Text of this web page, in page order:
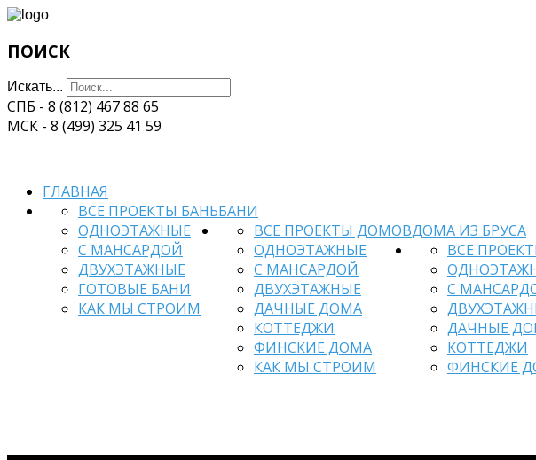
ПОИСК
Искать...
СПБ - 8 (812) 467 88 65
МСК - 8 (499) 325 41 59
ГЛАВНАЯ
БАНИ
ВСЕ ПРОЕКТЫ БАНЬ
ОДНОЭТАЖНЫЕ
С МАНСАРДОЙ
ДВУХЭТАЖНЫЕ
ГОТОВЫЕ БАНИ
КАК МЫ СТРОИМ
ДОМА ИЗ БРУСА
ВСЕ ПРОЕКТЫ ДОМОВ
ОДНОЭТАЖНЫЕ
С МАНСАРДОЙ
ДВУХЭТАЖНЫЕ
ДАЧНЫЕ ДОМА
КОТТЕДЖИ
ФИНСКИЕ ДОМА
КАК МЫ СТРОИМ
ВСЕ
С
ДАЧНЫЕ
КОТТЕДЖИ
ФИНСКИЕ